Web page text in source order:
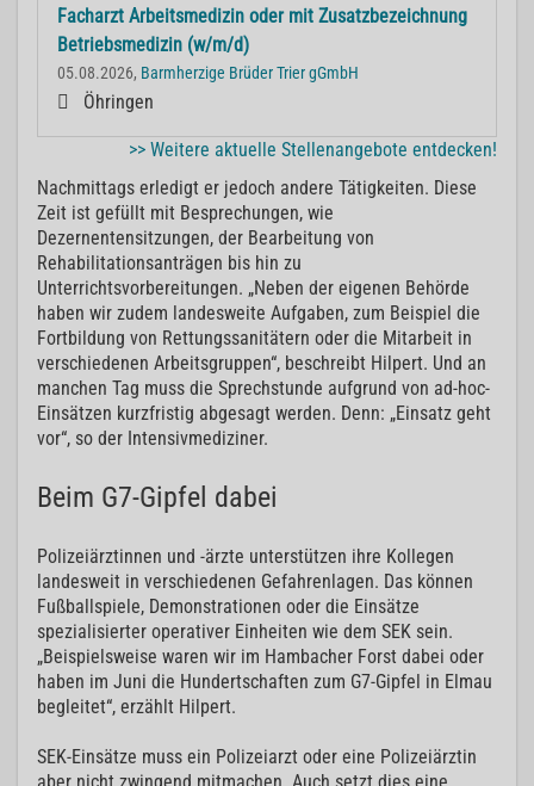
Facharzt Arbeitsmedizin oder mit Zusatzbezeichnung
Betriebsmedizin (w/m/d)
05.08.2026, Barmherzige Brüder Trier gGmbH
Öhringen
>> Weitere aktuelle Stellenangebote entdecken!
Nachmittags erledigt er jedoch andere Tätigkeiten. Diese
Zeit ist gefüllt mit Besprechungen, wie
Dezernentensitzungen, der Bearbeitung von
Rehabilitationsanträgen bis hin zu
Unterrichtsvorbereitungen. „Neben der eigenen Behörde
haben wir zudem landesweite Aufgaben, zum Beispiel die
Fortbildung von Rettungssanitätern oder die Mitarbeit in
verschiedenen Arbeitsgruppen“, beschreibt Hilpert. Und an
manchen Tag muss die Sprechstunde aufgrund von ad-hoc-
Einsätzen kurzfristig abgesagt werden. Denn: „Einsatz geht
vor“, so der Intensivmediziner.
Beim G7-Gipfel dabei
Polizeiärztinnen und -ärzte unterstützen ihre Kollegen
landesweit in verschiedenen Gefahrenlagen. Das können
Fußballspiele, Demonstrationen oder die Einsätze
spezialisierter operativer Einheiten wie dem SEK sein.
„Beispielsweise waren wir im Hambacher Forst dabei oder
haben im Juni die Hundertschaften zum G7-Gipfel in Elmau
begleitet“, erzählt Hilpert.
SEK-Einsätze muss ein Polizeiarzt oder eine Polizeiärztin